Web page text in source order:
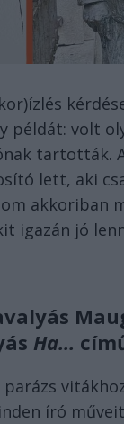
példát: volt
tartották.
lett, aki
akkoriban
igazán jó
Ha…
író